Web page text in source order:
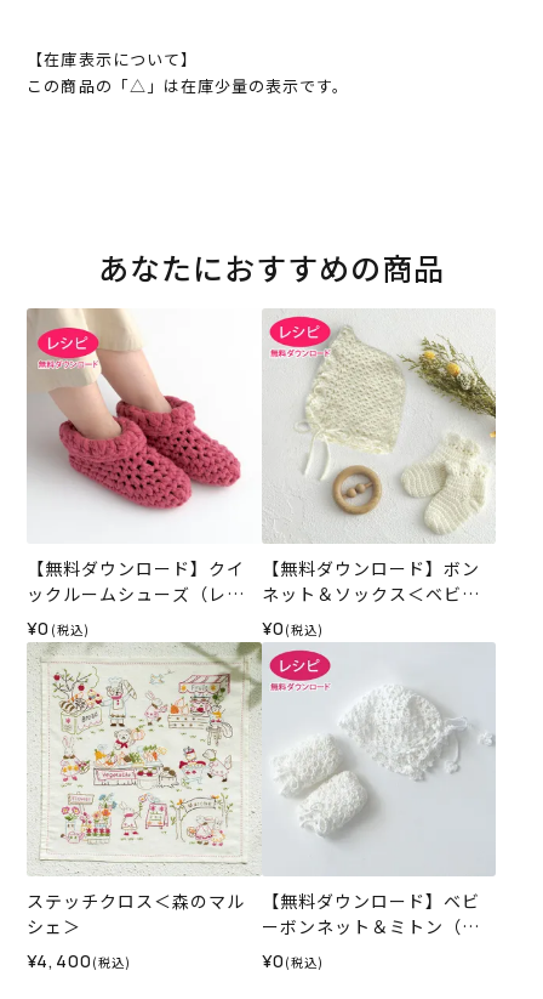
【在庫表示について】
この商品の「△」は在庫少量の表示です。
あなたにおすすめの商品
【無料ダウンロード】クイ
ックルームシューズ（レシ
ピ）
¥0 (税込)
【無料ダウンロード】ボン
ネット＆ソックス＜ベビー
パレット＞（レシピ）
¥0 (税込)
ステッチクロス＜森のマル
シェ＞
¥4,400 (税込)
【無料ダウンロード】ベビ
ーボンネット＆ミトン（レ
シピ）
¥0 (税込)